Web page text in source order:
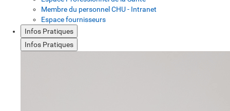
Membre du personnel CHU - Intranet
Espace fournisseurs
Infos Pratiques
Infos Pratiques